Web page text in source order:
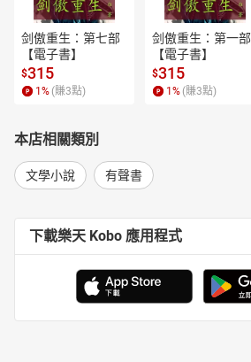
剑傲重生：第七部
【電子書】
$315
1 % (賺3點)
剑傲重生：第一部
【電子書】
$315
1 % (賺3點)
本店相關類別
文學小說 有聲書
下載樂天 Kobo 應用程式